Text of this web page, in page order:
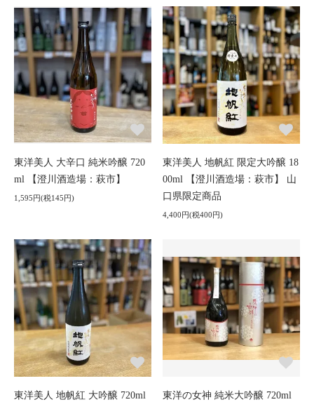
東洋美人 大辛口 純米吟醸 720
ml 【澄川酒造場：萩市】
1,595円(税145円)
東洋美人 地帆紅 限定大吟醸 18
00ml 【澄川酒造場：萩市】 山
口県限定商品
4,400円(税400円)
東洋美人 地帆紅 大吟醸 720ml
東洋の女神 純米大吟醸 720ml